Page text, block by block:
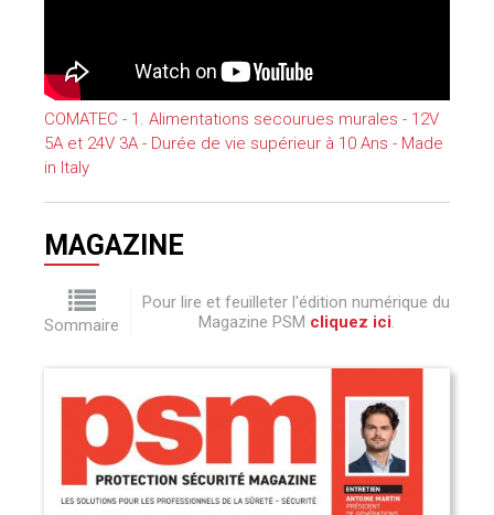
COMATEC - 1. Alimentations secourues murales - 12V
5A et 24V 3A - Durée de vie supérieur à 10 Ans - Made
in Italy
MAGAZINE
Sommaire
Pour lire et feuilleter l'édition numérique du
Magazine PSM cliquez ici.